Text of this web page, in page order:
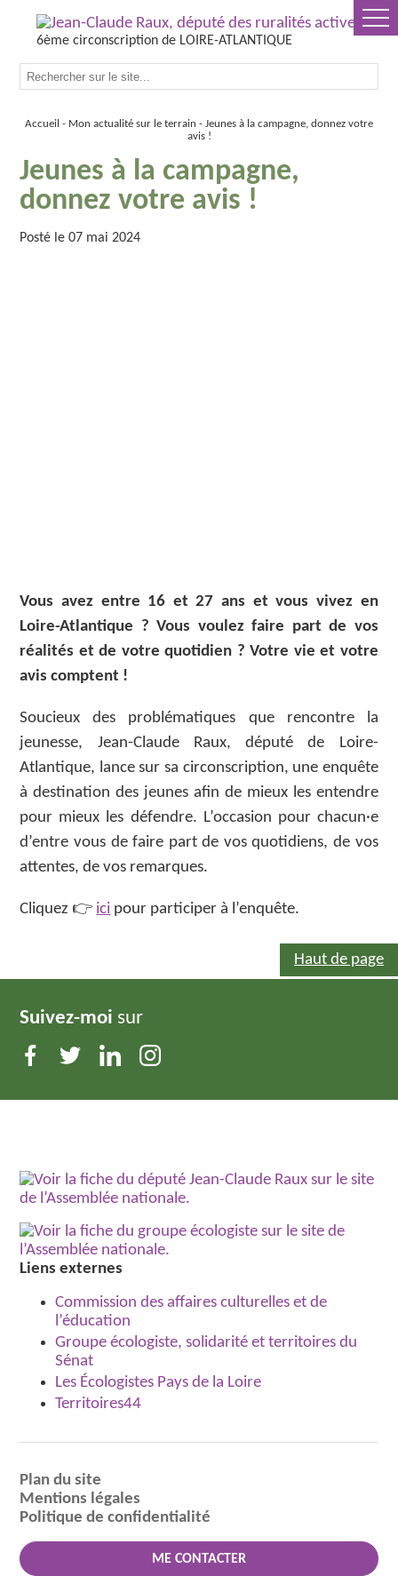
6ème circonscription de LOIRE-ATLANTIQUE
Accueil Mon actualité sur le terrain
Jeunes à la campagne, donnez votre
avis !
Jeunes à la campagne,
donnez votre avis !
Posté le 07 mai 2024
Vous avez entre 16 et 27 ans et vous vivez en
Loire-Atlantique ? Vous voulez faire part de vos
réalités et de votre quotidien ? Votre vie et votre
avis comptent !
Soucieux des problématiques que rencontre la
jeunesse, Jean-Claude Raux, député de Loire-
Atlantique, lance sur sa circonscription, une enquête
à destination des jeunes afin de mieux les entendre
pour mieux les défendre. L’occasion pour chacun·e
d’entre vous de faire part de vos quotidiens, de vos
attentes, de vos remarques.
Cliquez 👉 ici pour participer à l’enquête.
Haut de page
Suivez-moi sur
Liens externes
Commission des affaires culturelles et de
l’éducation
Groupe écologiste, solidarité et territoires du
Sénat
Les Écologistes Pays de la Loire
Territoires44
Plan du site
Mentions légales
Politique de confidentialité
ME CONTACTER